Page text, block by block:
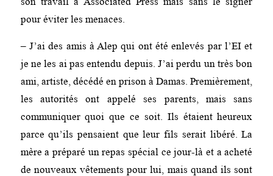
pour éviter les menaces.
– J’ai des amis à Alep qui ont été enlevés par l’EI et
je ne les ai pas entendu depuis. J’ai perdu un très bon
ami, artiste, décédé en prison à Damas. Premièrement,
les autorités ont appelé ses parents, mais sans
communiquer quoi que ce soit. Ils étaient heureux
parce qu’ils pensaient que leur fils serait libéré. La
mère a préparé un repas spécial ce jour-là et a acheté
de nouveaux vêtements pour lui, mais quand ils sont